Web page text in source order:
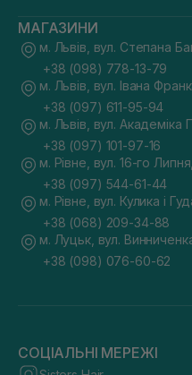
МАГАЗИНИ
м. Львів, вул. Степана
+38 (098) 778-13-79
м. Львів, вул. Івана
+38 (097) 611-95-94
м. Львів, вул. Академіка
+38 (097) 101-97-16
м. Рівне, вул. 16-го
+38 (097) 544-61-44
м. Рівне, вул. Кулика і
+38 (068) 209-34-88
м. Луцьк, вул.
+38 (098) 076-60-62
СОЦІАЛЬНІ МЕРЕЖІ